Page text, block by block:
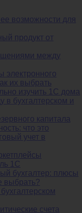
возможности для
продукт от
между
электронного
их выбрать
изучить 1С дома
в бухгалтерском и
капитала
что это
учет в
1С
бухгалтер: плюсы
выбрать?
счета